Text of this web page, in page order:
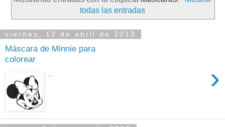
todas las entradas
viernes, 12 de abril de 2013
Máscara de Minnie para
colorear
›